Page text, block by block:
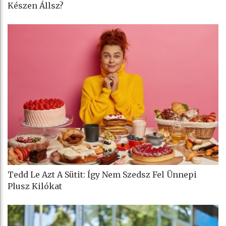
Készen Állsz?
Tedd Le Azt A Sütit: Így Nem Szedsz Fel Ünnepi
Plusz Kilókat